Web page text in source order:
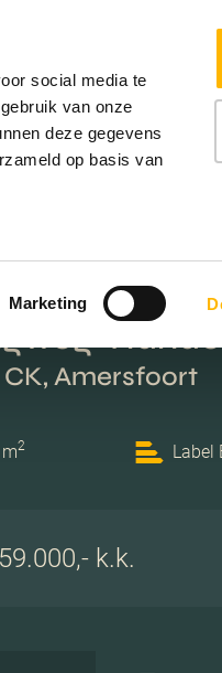
social media te
van onze
deze gegevens
op basis van
Marketing
CK, Amersfoort
2 Label
k.k.